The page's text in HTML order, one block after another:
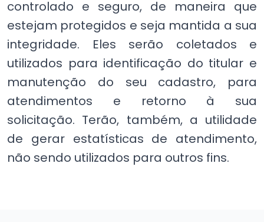
controlado e seguro, de maneira que
estejam protegidos e seja mantida a sua
integridade. Eles serão coletados e
utilizados para identificação do titular e
manutenção do seu cadastro, para
atendimentos e retorno à sua
solicitação. Terão, também, a utilidade
de gerar estatísticas de atendimento,
não sendo utilizados para outros fins.